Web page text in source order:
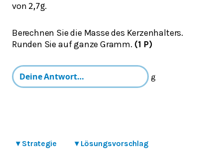
von 2,7g.
Berechnen Sie die Masse des Kerzenhalters.
Runden Sie auf ganze Gramm. (1 P)
g
▾ Strategie ▾ Lösungsvorschlag